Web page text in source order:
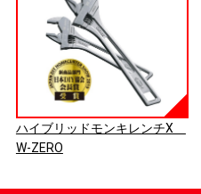
ハイブリッドモンキレンチX
W-ZERO